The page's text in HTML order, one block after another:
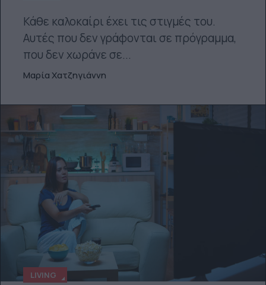
Κάθε καλοκαίρι έχει τις στιγμές του.
Αυτές που δεν γράφονται σε πρόγραμμα,
που δεν χωράνε σε...
Μαρία Χατζηγιάννη
LIVING